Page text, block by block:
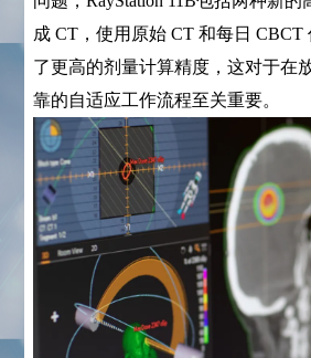
成 CT，使用原始 CT 和每日
了更高的剂量计算精度，这对于在
靠的自适应工作流程至关重要。